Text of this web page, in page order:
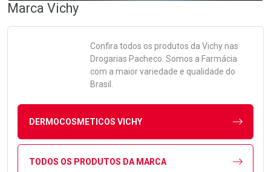
Marca Vichy
Confira todos os produtos da Vichynas
Drogarias Pacheco. Somos a Farmácia
com a maior variedade e qualidade do
Brasil.
DERMOCOSMETICOS VICHY
TODOS OS PRODUTOS DA MARCA